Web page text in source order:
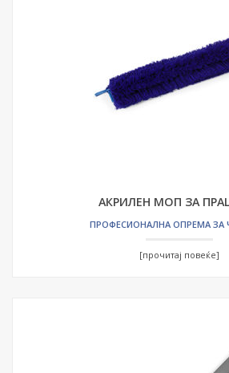
АКРИЛЕН МОП ЗА
ПРОФЕСИОНАЛНА ОПРЕМА ЗА
[прочитај повеќе]